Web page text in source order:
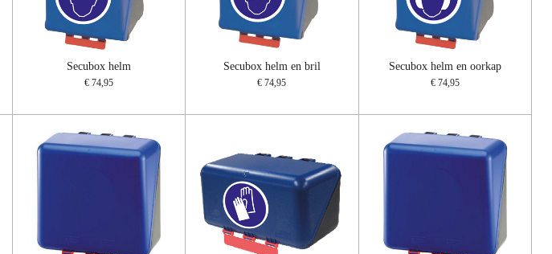
Secubox helm
€ 74,95
Secubox helm en bril
€ 74,95
Secubox helm en oorkap
€ 74,95